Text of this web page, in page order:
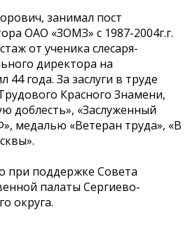
занимал пост
ОАО «ЗОМЗ» с 1987-2004г.г.
от ученика слесаря-
директора на
44 года. За заслуги в труде
Красного Знамени,
доблесть», «Заслуженный
медалью «Ветеран труда», «В
при поддержке Совета
палаты Сергиево-
округа.